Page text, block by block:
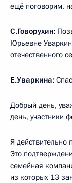
ещё поговорим,
С.Говорухин:
Юрьевне
отечественного
Е.Уваркина:
Добрый день,
день, участники
Я действительно
Это
семейная
из которых 13